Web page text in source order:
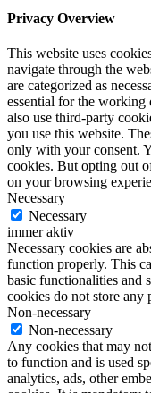
Privacy Overview
This website uses
navigate through the
are categorized as
essential for the working
also use third-party
you use this website.
only with your consent.
cookies. But opting out
on your browsing
Necessary
Necessary
immer aktiv
Necessary cookies are
function properly. This
basic functionalities and
cookies do not store any
Non-necessary
Non-necessary
Any cookies that may
to function and is used
analytics, ads, other